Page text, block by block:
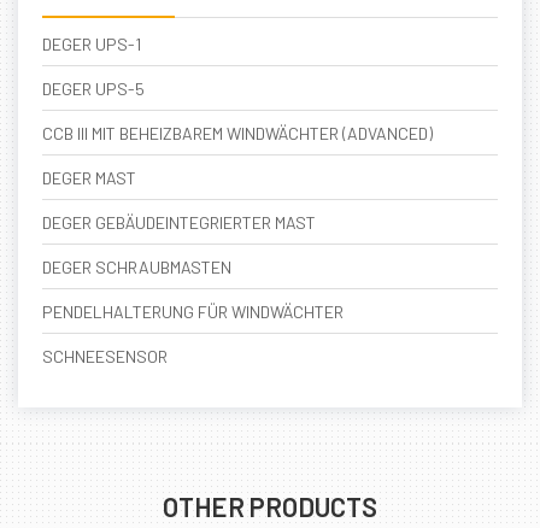
DEGER UPS-1
DEGER UPS-5
CCB III MIT BEHEIZBAREM WINDWÄCHTER (ADVANCED)
DEGER MAST
DEGER GEBÄUDEINTEGRIERTER MAST
DEGER SCHRAUBMASTEN
PENDELHALTERUNG FÜR WINDWÄCHTER
SCHNEESENSOR
OTHER PRODUCTS